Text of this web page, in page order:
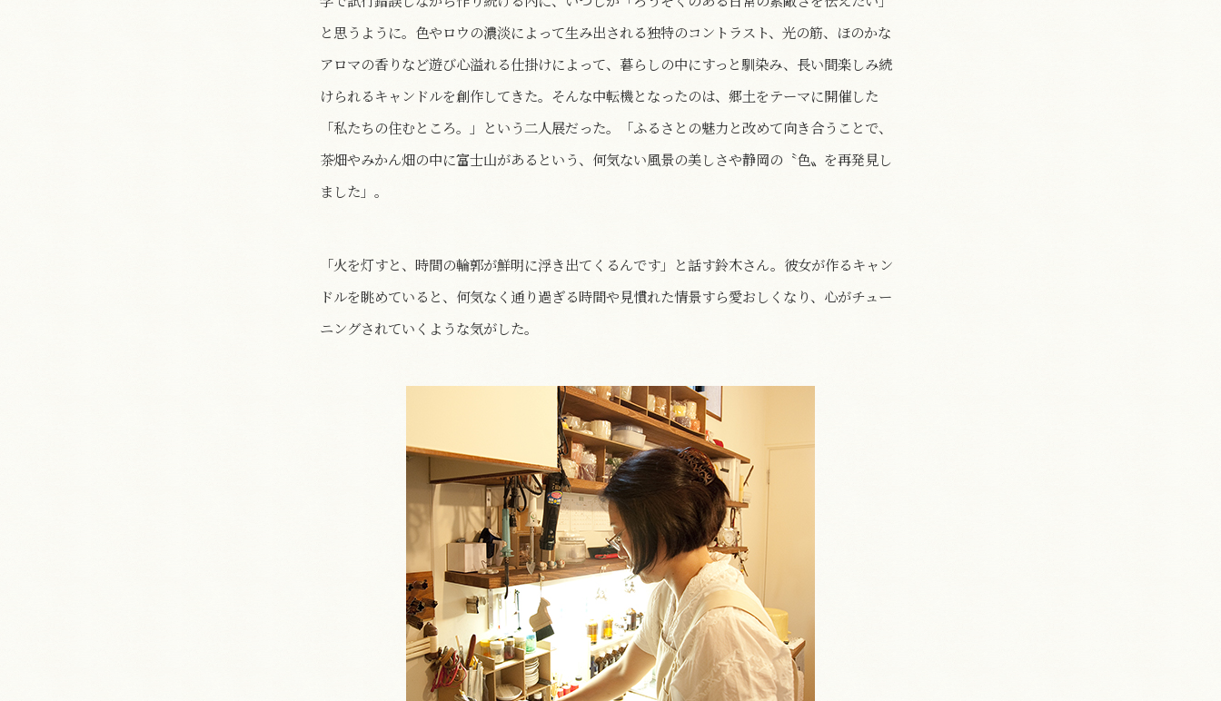
と思うように。色やロウの濃淡によって生み出される独特のコントラスト、光の筋、ほのかな
アロマの香りなど遊び心溢れる仕掛けによって、暮らしの中にすっと馴染み、長い間楽しみ続
けられるキャンドルを創作してきた。そんな中転機となったのは、郷土をテーマに開催した
「私たちの住むところ。」という二人展だった。「ふるさとの魅力と改めて向き合うことで、
茶畑やみかん畑の中に富士山があるという、何気ない風景の美しさや静岡の〝色〟を再発見し
ました」。
「火を灯すと、時間の輪郭が鮮明に浮き出てくるんです」と話す鈴木さん。彼女が作るキャン
ドルを眺めていると、何気なく通り過ぎる時間や見慣れた情景すら愛おしくなり、心がチュー
ニングされていくような気がした。